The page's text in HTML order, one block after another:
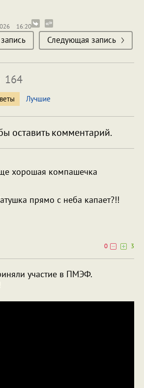
16:20
Следующая запись
164
Лучшие
оставить комментарий.
хорошая компашечка
прямо с неба капает?!!
0
3
участие в ПМЭФ.